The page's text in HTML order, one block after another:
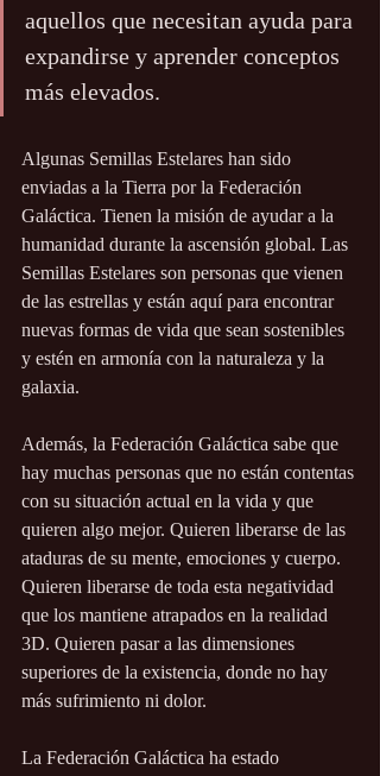
aquellos que necesitan ayuda para
expandirse y aprender conceptos
más elevados.
Algunas Semillas Estelares han sido
enviadas a la Tierra por la Federación
Galáctica. Tienen la misión de ayudar a la
humanidad durante la ascensión global. Las
Semillas Estelares son personas que vienen
de las estrellas y están aquí para encontrar
nuevas formas de vida que sean sostenibles
y estén en armonía con la naturaleza y la
galaxia.
Además, la Federación Galáctica sabe que
hay muchas personas que no están contentas
con su situación actual en la vida y que
quieren algo mejor. Quieren liberarse de las
ataduras de su mente, emociones y cuerpo.
Quieren liberarse de toda esta negatividad
que los mantiene atrapados en la realidad
3D. Quieren pasar a las dimensiones
superiores de la existencia, donde no hay
más sufrimiento ni dolor.
La Federación Galáctica ha estado